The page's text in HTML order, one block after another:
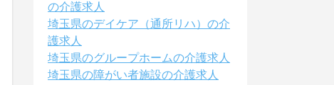
の介護求人
埼玉県のデイケア（通所リハ）の介
護求人
埼玉県のグループホームの介護求人
埼玉県の障がい者施設の介護求人